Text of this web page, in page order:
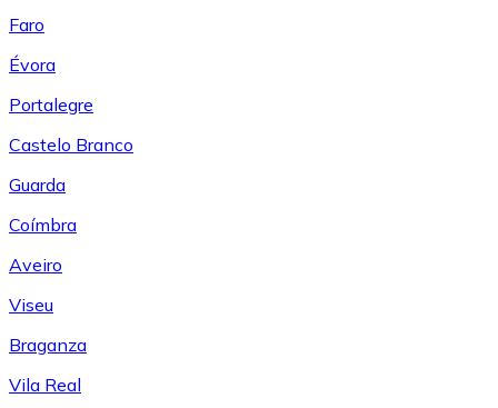
Faro
Évora
Portalegre
Castelo Branco
Guarda
Coímbra
Aveiro
Viseu
Braganza
Vila Real